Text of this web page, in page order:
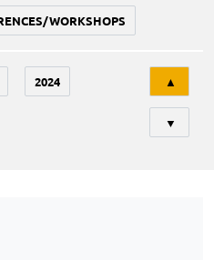
WORKSHOPS
2024 ▲
▼